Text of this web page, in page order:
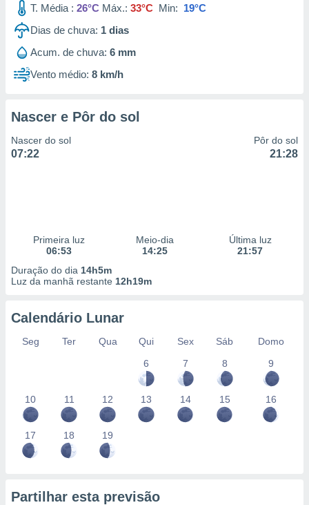
T. Média : 26°C Máx.: 33°C Min: 19°C
Dias de chuva: 1 dias
Acum. de chuva: 6 mm
Vento médio: 8 km/h
Nascer e Pôr do sol
Nascer do sol
07:22
Pôr do sol
21:28
Primeira luz
06:53
Meio-dia
14:25
Última luz
21:57
Duração do dia 14h5m
Luz da manhã restante 12h19m
Calendário Lunar
Seg Ter Qua Qui Sex Sáb
Domo
6
7 8 9
10 11 12 13 14 15 16
17 18 19
Partilhar esta previsão